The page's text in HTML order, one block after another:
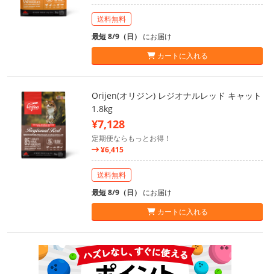
送料無料
最短 8/9（日） にお届け
カートに入れる
Orijen(オリジン) レジオナルレッド キャット
1.8kg
¥7,128
定期便ならもっとお得！
¥6,415
送料無料
最短 8/9（日） にお届け
カートに入れる